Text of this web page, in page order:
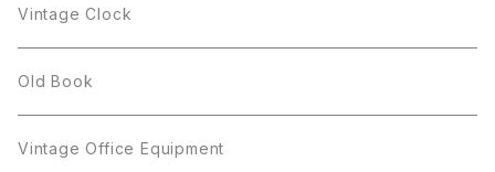
GOLD CROWN
Kramer
JJ
GOLD CROWN
JJ
Kramer
Figgjo
BILTONS
Spoon
Silver
arcopal
Spoon
cup
Vintage Clock
Old Book
Vintage Office Equipment